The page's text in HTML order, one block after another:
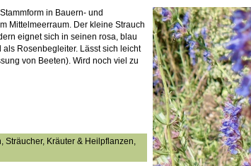
in Bauern- und
Mittelmeerraum. Der kleine Strauch
eignet sich in seinen rosa, blau
Rosenbegleiter. Lässt sich leicht
von Beeten). Wird noch viel zu
Sträucher, Kräuter & Heilpflanzen,